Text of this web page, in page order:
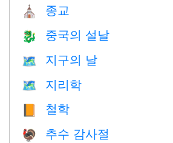
⛪️ 종교
🐉 중국의 설날
🗺️ 지구의 날
🗺 지리학
📙 철학
🦃 추수 감사절